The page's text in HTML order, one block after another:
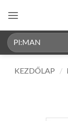
content
Keresés
a
KEZDŐLAP /